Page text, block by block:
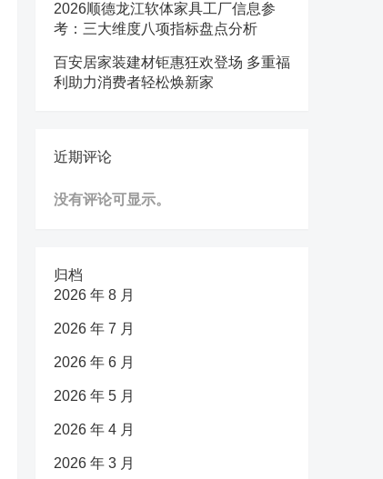
2026顺德龙江软体家具工厂信息参
考：三大维度八项指标盘点分析
百安居家装建材钜惠狂欢登场 多重福
利助力消费者轻松焕新家
近期评论
没有评论可显示。
归档
2026 年 8 月
2026 年 7 月
2026 年 6 月
2026 年 5 月
2026 年 4 月
2026 年 3 月